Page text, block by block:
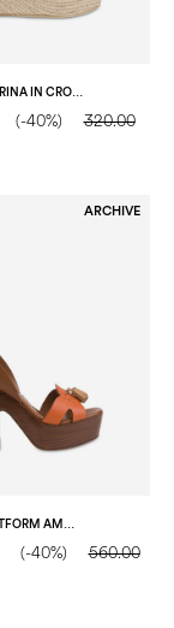
SANDALO SABRINA IN CROSTA LEGNO
(-40%)
320.00
ARCHIVE
SANDALO PLATFORM AMONET IN CROSTA TERRACOTTA/CUOIO/MOCHA MOUSSE
(-40%)
560.00